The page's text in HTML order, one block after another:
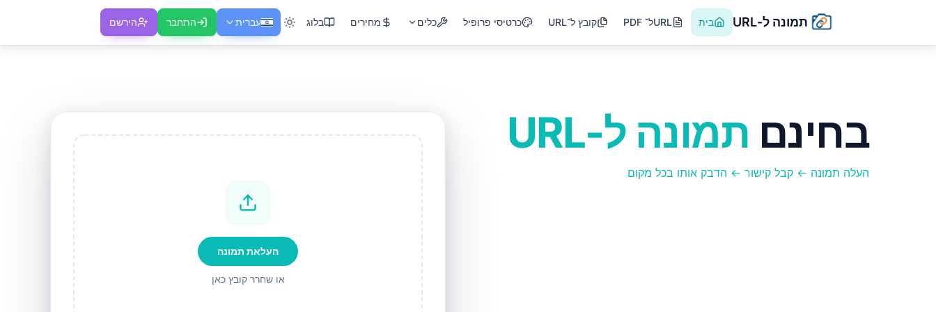
תמונה ל-URL בית PDF ל־URL קובץ ל־URL כרטיסי פרופיל כלים מחירים בלוג עברית התחבר הירשם
בחינם תמונה ל-URL
העלה תמונה ← קבל קישור ← הדבק אותו בכל מקום
העלאת תמונה
או שחרר קובץ כאן